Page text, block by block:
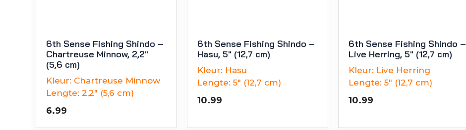
6th Sense Fishing Shindo –
Chartreuse Minnow, 2,2″
(5,6 cm)
Kleur: Chartreuse Minnow
Lengte: 2,2" (5,6 cm)
6.99
6th Sense Fishing Shindo –
Hasu, 5″ (12,7 cm)
Kleur: Hasu
Lengte: 5" (12,7 cm)
10.99
6th Sense Fishing Shindo –
Live Herring, 5″ (12,7 cm)
Kleur: Live Herring
Lengte: 5" (12,7 cm)
10.99